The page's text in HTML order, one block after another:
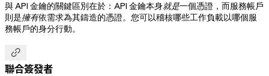
與 API 金鑰的關鍵區別在於：API 金鑰本身就是一個憑證，而服務帳戶
則是擁有依需求為其鑄造的憑證。您可以稽核哪些工作負載以哪個服
務帳戶的身分行動。

聯合簽發者